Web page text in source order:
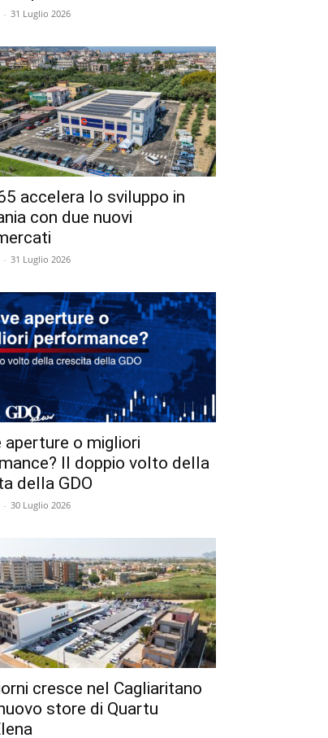
- 31 Luglio 2026
accelera lo sviluppo in
con due nuovi
- 31 Luglio 2026
aperture o migliori
Il doppio volto della
della GDO
- 30 Luglio 2026
cresce nel Cagliaritano
store di Quartu